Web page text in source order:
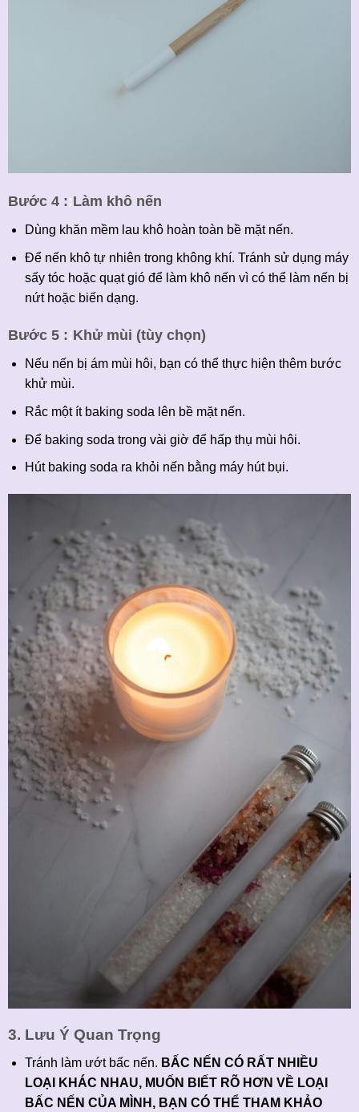
Bước 4 ::Làm khô nến
Dùng khăn mềm lau khô hoàn toàn bề mặt nến.
Để nến khô tự nhiên trong không khí. Tránh sử dụng máy
sấy tóc hoặc quạt gió để làm khô nến vì có thể làm nến bị
nứt hoặc biến dạng.
Bước 5 ::Khử mùi (tùy chọn)
Nếu nến bị ám mùi hôi, bạn có thể thực hiện thêm bước
khử mùi.
Rắc một ít baking soda lên bề mặt nến.
Để baking soda trong vài giờ để hấp thụ mùi hôi.
Hút baking soda ra khỏi nến bằng máy hút bụi.
3. Lưu Ý Quan Trọng
Tránh làm ướt bấc nến. BẤC NẾN CÓ RẤT NHIỀU
LOẠI KHÁC NHAU, MUỐN BIẾT RÕ HƠN VỀ LOẠI
BẤC NẾN CỦA MÌNH, BẠN CÓ THỂ THAM KHẢO